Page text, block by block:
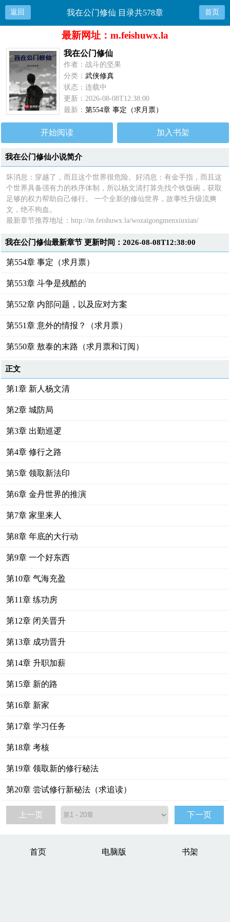
返回 我在公门修仙 目录共578章 首页
最新网址：m.feishuwx.la
我在公门修仙
作者：战斗的坚果
分类：武侠修真
状态：连载中
更新：2026-08-08T12:38:00
最新：第554章 事定（求月票）
开始阅读 加入书架
我在公门修仙小说简介
坏消息：穿越了，而且这个世界很危险。好消息：有金手指，而且这
个世界具备强有力的秩序体制，所以杨文清打算先找个铁饭碗，获取
足够的权力帮助自己修行。 一个全新的修仙世界，故事性升级流爽
文，绝不狗血。
最新章节推荐地址：http://m.feishuwx.la/wozaigongmenxiuxian/
我在公门修仙最新章节 更新时间：2026-08-08T12:38:00
第554章 事定（求月票）
第553章 斗争是残酷的
第552章 内部问题，以及应对方案
第551章 意外的情报？（求月票）
第550章 敖泰的末路（求月票和订阅）
正文
第1章 新人杨文清
第2章 城防局
第3章 出勤巡逻
第4章 修行之路
第5章 领取新法印
第6章 金丹世界的推演
第7章 家里来人
第8章 年底的大行动
第9章 一个好东西
第10章 气海充盈
第11章 练功房
第12章 闭关晋升
第13章 成功晋升
第14章 升职加薪
第15章 新的路
第16章 新家
第17章 学习任务
第18章 考核
第19章 领取新的修行秘法
第20章 尝试修行新秘法（求追读）
上一页 下一页
首页 电脑版 书架